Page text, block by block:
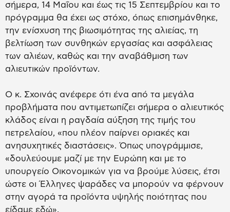
σήμερα, 14 Μαΐου και έως τις 15 Σεπτεμβρίου και το
πρόγραμμα θα έχει ως στόχο, όπως επισημάνθηκε,
την ενίσχυση της βιωσιμότητας της αλιείας, τη
βελτίωση των συνθηκών εργασίας και ασφάλειας
των αλιέων, καθώς και την αναβάθμιση των
αλιευτικών προϊόντων.
Ο κ. Σχοινάς ανέφερε ότι ένα από τα μεγάλα
προβλήματα που αντιμετωπίζει σήμερα ο αλιευτικός
κλάδος είναι η ραγδαία αύξηση της τιμής του
πετρελαίου, «που πλέον παίρνει οριακές και
ανησυχητικές διαστάσεις». Όπως υπογράμμισε,
«δουλεύουμε μαζί με την Ευρώπη και με το
υπουργείο Οικονομικών για να βρούμε λύσεις, έτσι
ώστε οι Έλληνες ψαράδες να μπορούν να φέρνουν
στην αγορά τα προϊόντα υψηλής ποιότητας που
είδαμε εδώ».